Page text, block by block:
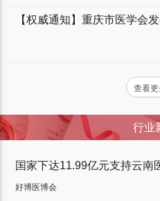
查看
行业
国家下达11.99亿元支持云南
好博医博会